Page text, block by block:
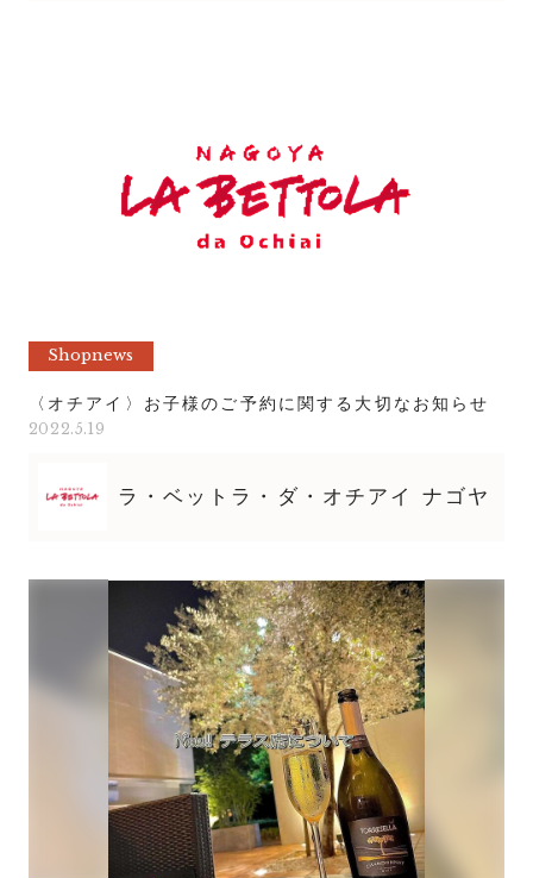
Shopnews
〈オチアイ〉お子様のご予約に関する大切なお知らせ
2022.5.19
ラ・ベットラ・ダ・オチアイ ナゴヤ